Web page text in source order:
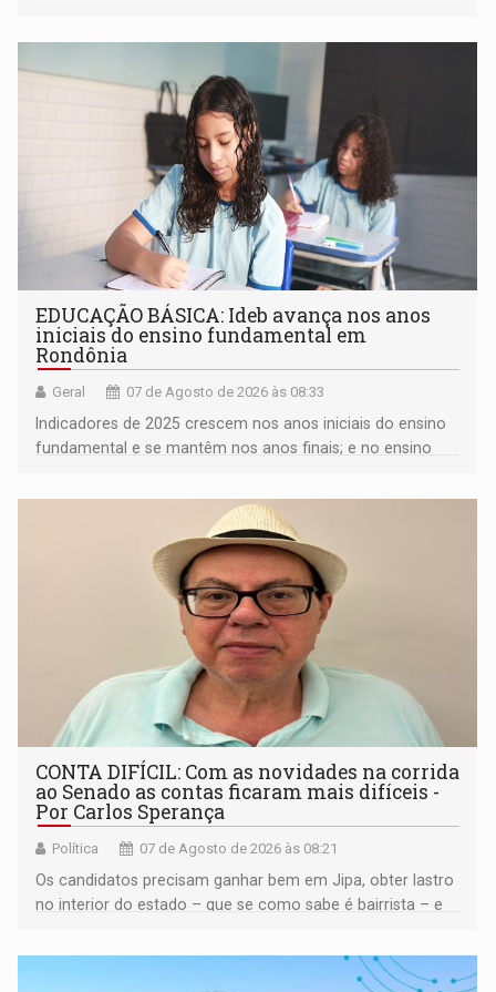
EDUCAÇÃO BÁSICA: Ideb avança nos anos
iniciais do ensino fundamental em
Rondônia
Geral 07 de Agosto de 2026 às 08:33
Indicadores de 2025 crescem nos anos iniciais do ensino
fundamental e se mantêm nos anos finais; e no ensino
CONTA DIFÍCIL: Com as novidades na corrida
ao Senado as contas ficaram mais difíceis -
Por Carlos Sperança
Política 07 de Agosto de 2026 às 08:21
Os candidatos precisam ganhar bem em Jipa, obter lastro
no interior do estado – que se como sabe é bairrista – e
garantir